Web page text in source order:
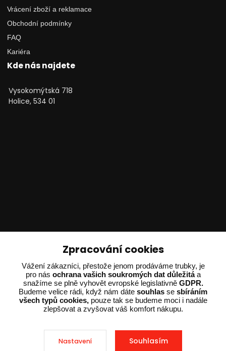
Vrácení zboží a reklamace
Obchodní podmínky
FAQ
Kariéra
Kde nás najdete
Vysokomýtská 718
Holice, 534 01
Ing. Adam Dvořák
+420 602 234 254
(Po-Pá 8:00 - 15:00)
potrebujiporadit@dvorak-karlik.cz
Zpracování cookies
Vážení zákazníci, přestože jenom prodáváme trubky, je
pro nás ochrana vašich soukromých dat důležitáa
snažíme se plně vyhovět evropské legislativně GDPR.
Budeme velice rádi, když nám dáte souhlas se sbíráním
všech typů cookies,pouze tak se budeme moci i nadále
zlepšovat a zvyšovat váš komfort nákupu.
Nastavení Souhlasím